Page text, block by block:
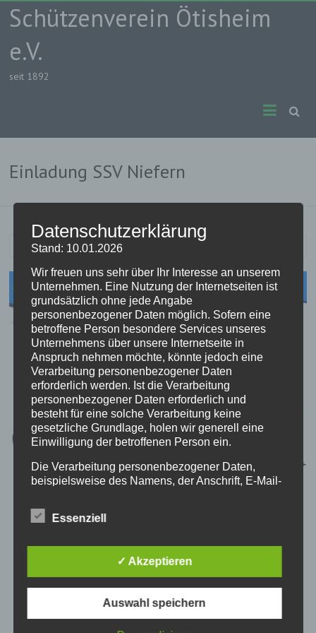
SkipSchützenverein Ötisheim
e.V.
seit 1892
Einladung SSV Niefern
Rudi 10. Mai 2017
Datenschutzerklärung
Stand: 10.01.2026
Wir freuen uns sehr über Ihr Interesse an unserem
Unternehmen. Eine Nutzung der Internetseiten ist
grundsätzlich ohne jede Angabe
personenbezogener Daten möglich. Sofern eine
betroffene Person besondere Services unseres
Unternehmens über unsere Internetseite in
Anspruch nehmen möchte, könnte jedoch eine
Verarbeitung personenbezogener Daten
erforderlich werden. Ist die Verarbeitung
personenbezogener Daten erforderlich und
besteht für eine solche Verarbeitung keine
gesetzliche Grundlage, holen wir generell eine
Einwilligung der betroffenen Person ein.
Die Verarbeitung personenbezogener Daten,
beispielsweise des Namens, der Anschrift, E-Mail-
Person, erfolgt stets im Einklang mit der
Datenschutz-Grundverordnung und in
Mittels dieser Datenschutzerklärung möchte unser
Unternehmen die Öffentlichkeit über Art, Umfang
verarbeiteten personenbezogenen Daten
informieren. Ferner werden betroffene Personen
Essenziell
✓ Akzeptieren
Auswahl speichern